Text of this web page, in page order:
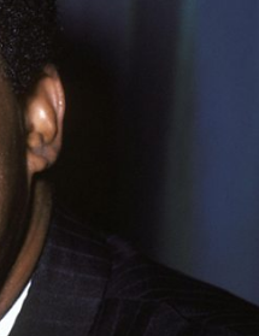
2026
sonido de la